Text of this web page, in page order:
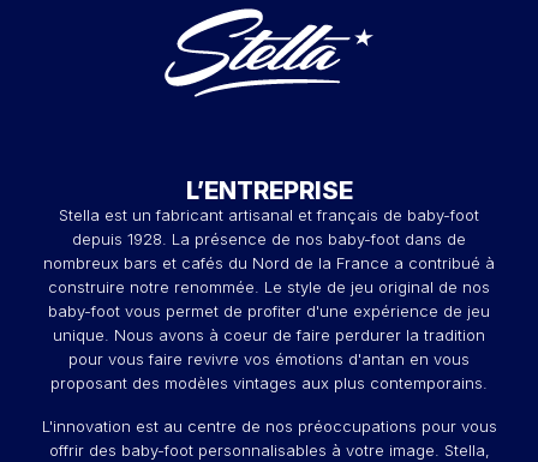
L’ENTREPRISE
Stella est un fabricant artisanal et français de baby-foot
depuis 1928. La présence de nos baby-foot dans de
nombreux bars et cafés du Nord de la France a contribué à
construire notre renommée. Le style de jeu original de nos
baby-foot vous permet de profiter d'une expérience de jeu
unique. Nous avons à coeur de faire perdurer la tradition
pour vous faire revivre vos émotions d'antan en vous
proposant des modèles vintages aux plus contemporains.
L'innovation est au centre de nos préoccupations pour vous
offrir des baby-foot personnalisables à votre image. Stella,